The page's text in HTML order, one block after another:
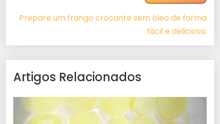
Prepare um frango crocante sem óleo de forma
fácil e deliciosa.
Artigos Relacionados